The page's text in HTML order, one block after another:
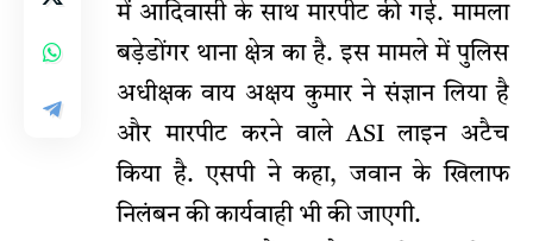
में आदिवासी के साथ मारपीट की गई. मामला
बड़ेडोंगर थाना क्षेत्र का है. इस मामले में पुलिस
अधीक्षक वाय अक्षय कुमार ने संज्ञान लिया है
और मारपीट करने वाले ASI लाइन अटैच
किया है. एसपी ने कहा, जवान के खिलाफ
निलंबन की कार्यवाही भी की जाएगी.